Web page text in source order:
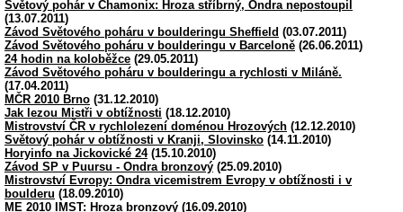
Světový pohár v Chamonix: Hroza stříbrný, Ondra nepostoupil
(13.07.2011)
Závod Světového poháru v boulderingu Sheffield (03.07.2011)
Závod Světového poháru v boulderingu v Barceloně (26.06.2011)
24 hodin na koloběžce (29.05.2011)
Závod Světového poháru v boulderingu a rychlosti v Miláně.
(17.04.2011)
MČR 2010 Brno (31.12.2010)
Jak lezou Mistři v obtížnosti (18.12.2010)
Mistrovství ČR v rychlolezení doménou Hrozových (12.12.2010)
Světový pohár v obtížnosti v Kranji, Slovinsko (14.11.2010)
Horyinfo na Jickovické 24(15.10.2010)
Závod SP v Puursu - Ondra bronzový (25.09.2010)
Mistrovství Evropy: Ondra vicemistrem Evropy v obtížnosti i v
boulderu (18.09.2010)
ME 2010 IMST: Hroza bronzový (16.09.2010)